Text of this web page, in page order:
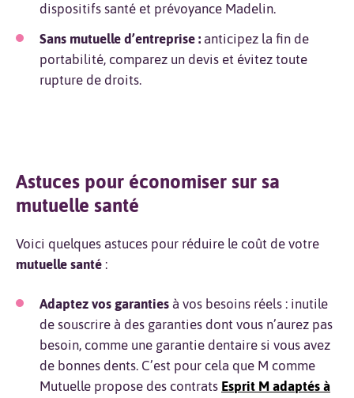
dispositifs santé et prévoyance Madelin.
Sans mutuelle d’entreprise : anticipez la fin de
portabilité, comparez un devis et évitez toute
rupture de droits.
Astuces pour économiser sur sa
mutuelle santé
Voici quelques astuces pour réduire le coût de votre
mutuelle santé :
Adaptez vos garanties à vos besoins réels : inutile
de souscrire à des garanties dont vous n’aurez pas
besoin, comme une garantie dentaire si vous avez
de bonnes dents. C’est pour cela que M comme
Mutuelle propose des contrats Esprit M adaptés à